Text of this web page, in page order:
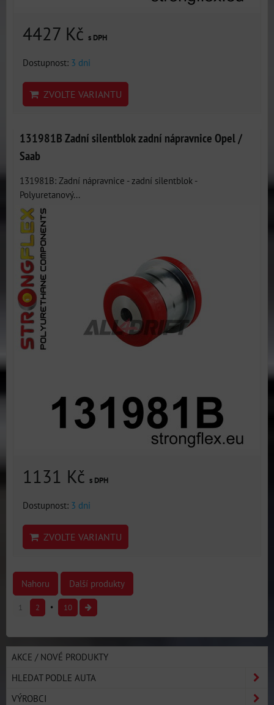
4427 Kč s DPH
Dostupnost: 3 dni
ZVOLTE VARIANTU
131981B Zadní silentblok zadní nápravnice Opel /
Saab
131981B: Zadní nápravnice - zadní silentblok -
Polyuretanový...
1131 Kč s DPH
Dostupnost: 3 dni
ZVOLTE VARIANTU
Nahoru Další produkty
1 2 10
AKCE / NOVÉ PRODUKTY
HLEDAT PODLE AUTA
VÝROBCI